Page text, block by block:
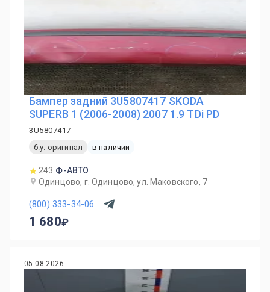
Бампер задний 3U5807417 SKODA
SUPERB 1 (2006-2008) 2007 1.9 TDi PD
3U5807417
б.у. оригинал
в наличии
243 Ф-АВТО
Одинцово, г. Одинцово, ул. Маковского, 7
(800) 333-34-06
1 680
05.08.2026